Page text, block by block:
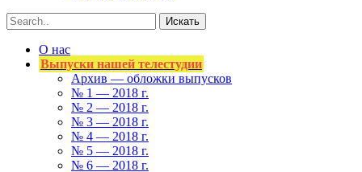
О нас
Выпуски нашей телестудии
Архив — обложки выпусков
№ 1 — 2018 г.
№ 2 — 2018 г.
№ 3 — 2018 г.
№ 4 — 2018 г.
№ 5 — 2018 г.
№ 6 — 2018 г.